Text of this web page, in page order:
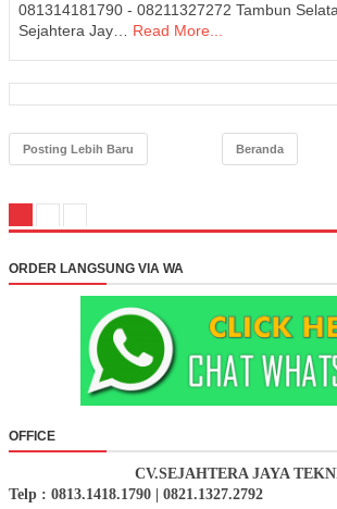
081314181790 - 08211327272 Tambun
Sejahtera Jay… Read More...
Posting Lebih Baru Beranda
ORDER LANGSUNG VIA WA
OFFICE
CV.SEJAHTERA JAYA
Telp : 0813.1418.1790 | 0821.1327.2792